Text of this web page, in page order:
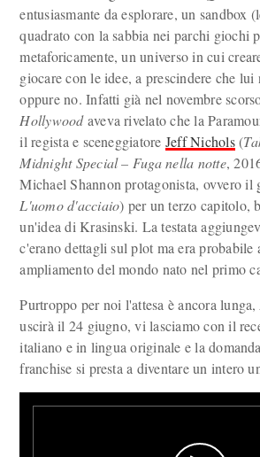
entusiasmante da esplorare, un sandbox
quadrato con la sabbia nei parchi giochi
metaforicamente, un universo in cui
giocare con le idee, a prescindere che lui
oppure no. Infatti già nel novembre
Hollywoodaveva rivelato che la
il regista e sceneggiatore Jeff Nichols(
Midnight Special – Fuga nella notte,
Michael Shannon protagonista, ovvero il
L'uomo d'acciaio) per un terzo capitolo,
un'idea di Krasinski. La testata
c'erano dettagli sul plot ma era probabile
ampliamento del mondo nato nel primo
Purtroppo per noi l'attesa è ancora lunga,
uscirà il 24 giugno, vi lasciamo con il
italiano e in lingua originale e la
franchise si presta a diventare un intero